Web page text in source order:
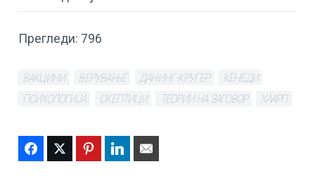
Прегледи: 796
ВАКЦИНИ ВЕРУВАЊЕ ДАНИНГ-КРУГЕР
КЕНЕДИ
ПСИХОЛОГИЈА
СКЕПТИЦИ ТЕОРИИ НА ЗАГОВОР ХААРП
FacebookTwitter PinterestLinkedIn